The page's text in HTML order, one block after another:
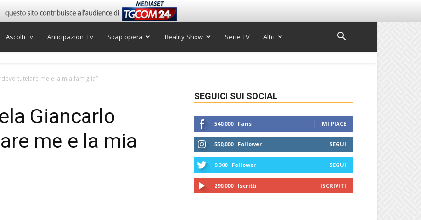
Ascolti Tv Anticipazioni Tv Soap opera Reality Show Serie TV Altri
tutelare me e la mia famiglia”
Giancarlo
me e la mia
SEGUICI SUI SOCIAL
540,000 Fans MI PIACE
550,000 Follower SEGUI
9,300 Follower SEGUI
290,000 Iscritti ISCRIVITI